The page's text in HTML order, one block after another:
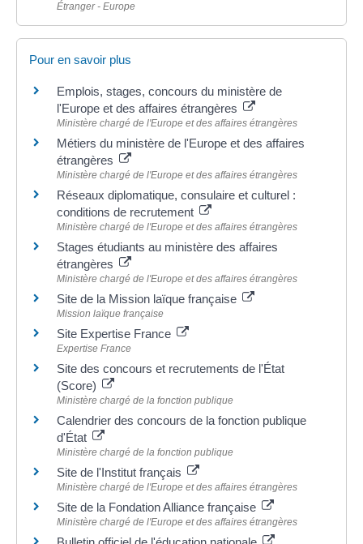
Étranger - Europe
Pour en savoir plus
Emplois, stages, concours du ministère de
l'Europe et des affaires étrangères
Ministère chargé de l'Europe et des affaires étrangères
Métiers du ministère de l'Europe et des affaires
étrangères
Ministère chargé de l'Europe et des affaires étrangères
Réseaux diplomatique, consulaire et culturel :
conditions de recrutement
Ministère chargé de l'Europe et des affaires étrangères
Stages étudiants au ministère des affaires
étrangères
Ministère chargé de l'Europe et des affaires étrangères
Site de la Mission laïque française
Mission laïque française
Site Expertise France
Expertise France
Site des concours et recrutements de l'État
(Score)
Ministère chargé de la fonction publique
Calendrier des concours de la fonction publique
d'État
Ministère chargé de la fonction publique
Site de l'Institut français
Ministère chargé de l'Europe et des affaires étrangères
Site de la Fondation Alliance française
Ministère chargé de l'Europe et des affaires étrangères